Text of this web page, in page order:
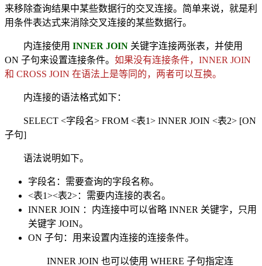
来移除查询结果中某些数据行的交叉连接。简单来说，就是利
用条件表达式来消除交叉连接的某些数据行。
内连接使用 INNER JOIN 关键字连接两张表，并使用
ON 子句来设置连接条件。 如果没有连接条件，INNER JOIN
和 CROSS JOIN 在语法上是等同的，两者可以互换。
内连接的语法格式如下：
SELECT <字段名> FROM <表1> INNER JOIN <表2> [ON
子句]
语法说明如下。
字段名：需要查询的字段名称。
<表1><表2>：需要内连接的表名。
INNER JOIN ：内连接中可以省略 INNER 关键字，只用
关键字 JOIN。
ON 子句：用来设置内连接的连接条件。
INNER JOIN 也可以使用 WHERE 子句指定连